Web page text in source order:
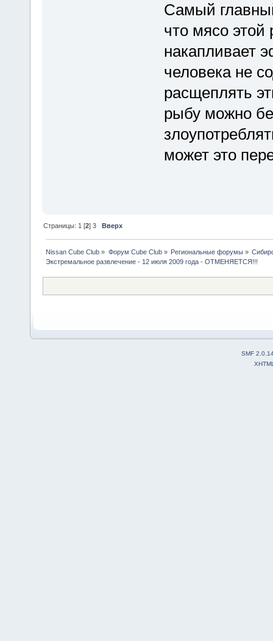
Самый
что мясо
накапливает
человека не
расщеплять
рыбу можно
может это
Страницы: 1 [2]3 Вверх
Nissan Cube Club » Форум Cube Club» Региональные форумы»
Экстремальное развлечение - 12 июля 2009 года - ОТМЕНЯЕТСЯ!!!
SMF